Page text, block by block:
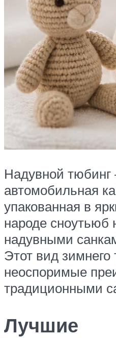
Надувной
автомобильная
упакованная в
народе сноутьюб
надувными
Этот вид зимнего
неоспоримые
традиционными
Лучшие